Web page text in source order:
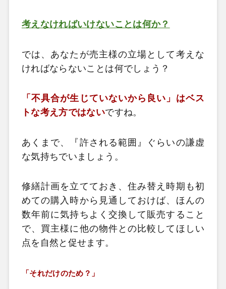
考えなければいけないことは何か？
では、あなたが売主様の立場として考えな
ければならないことは何でしょう？
「不具合が生じていないから良い」はベス
トな考え方ではないですね。
あくまで、『許される範囲』ぐらいの謙虚
な気持ちでいましょう。
修繕計画を立てておき、住み替え時期も初
めての購入時から見通しておけば、ほんの
数年前に気持ちよく交換して販売すること
で、買主様に他の物件との比較してほしい
点を自然と促せます。
「それだけのため？」